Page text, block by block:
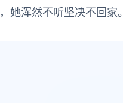
她浑然不听坚决不回家。